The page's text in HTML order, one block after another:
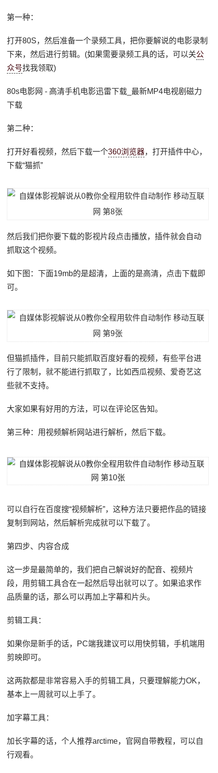
第一种：
打开80S，然后准备一个录频工具，把你要解说的电影录制
下来，然后进行剪辑。(如果需要录频工具的话，可以关公
众号找我领取)
80s电影网 - 高清手机电影迅雷下载_最新MP4电视剧磁力
下载
第二种：
打开好看视频，然后下载一个360浏览器，打开插件中心，
下载“猫抓”
然后我们把你要下载的影视片段点击播放，插件就会自动
抓取这个视频。
如下图：下面19mb的是超清，上面的是高清，点击下载即
可。
但猫抓插件，目前只能抓取百度好看的视频，有些平台进
行了限制，就不能进行抓取了，比如西瓜视频、爱奇艺这
些就不支持。
大家如果有好用的方法，可以在评论区告知。
第三种：用视频解析网站进行解析，然后下载。
可以自行在百度搜“视频解析”，这种方法只要把作品的链接
复制到网站，然后解析完成就可以下载了。
第四步、内容合成
这一步是最简单的，我们把自己解说好的配音、视频片
段，用剪辑工具合在一起然后导出就可以了。如果追求作
品质量的话，那么可以再加上字幕和片头。
剪辑工具：
如果你是新手的话，PC端我建议可以用快剪辑，手机端用
剪映即可。
这两款都是非常容易入手的剪辑工具，只要理解能力OK，
基本上一周就可以上手了。
加字幕工具：
加长字幕的话，个人推荐arctime，官网自带教程，可以自
行观看。